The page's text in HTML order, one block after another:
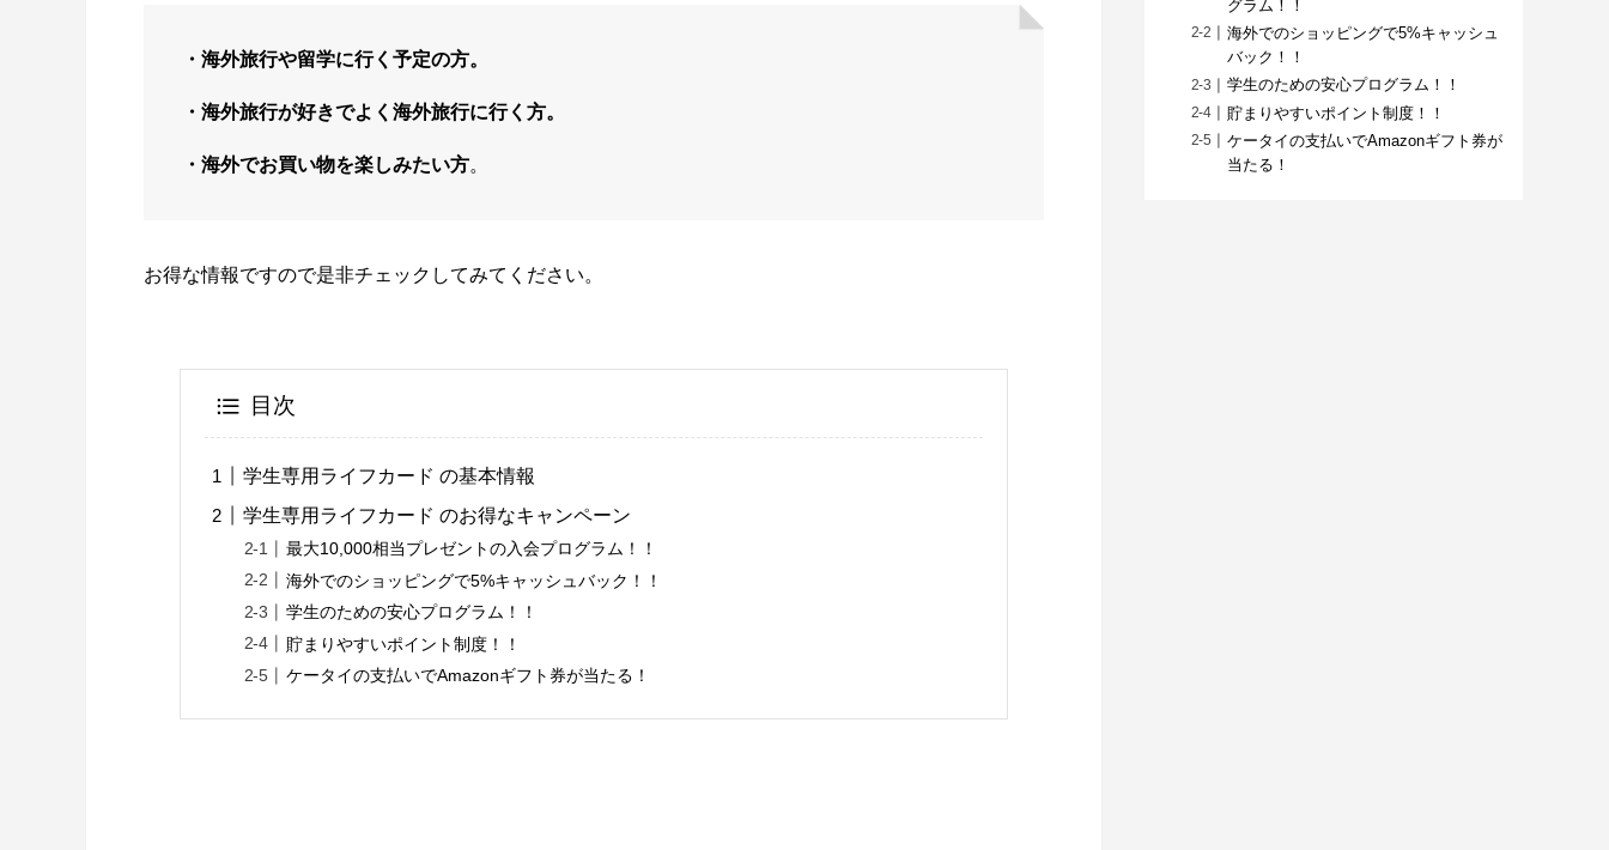
・海外旅行や留学に行く予定の方。
・海外旅行が好きでよく海外旅行に行く方。
・海外でお買い物を楽しみたい方。
お得な情報ですので是非チェックしてみてください。
目次
学生専用ライフカード の基本情報
学生専用ライフカード のお得なキャンペーン
最大10,000相当プレゼントの入会プログラム！！
海外でのショッピングで5%キャッシュバック！！
学生のための安心プログラム！！
貯まりやすいポイント制度！！
ケータイの支払いでAmazonギフト券が当たる！
グラム！！
海外でのショッピングで5%キャッシュ
バック！！
学生のための安心プログラム！！
貯まりやすいポイント制度！！
ケータイの支払いでAmazonギフト券が
当たる！